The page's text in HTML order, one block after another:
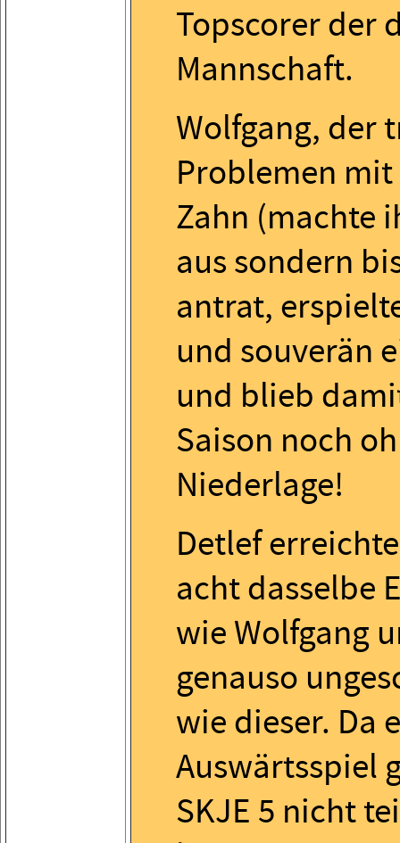
Topscorer der
Mannschaft.
Wolfgang, der
Problemen
Zahn (machte
aus sondern
antrat,
und souverän
und blieb
Saison noch
Niederlage!
Detlef
acht dasselbe
wie Wolfgang
genauso
wie dieser. Da
Auswärtsspiel
SKJE 5 nicht